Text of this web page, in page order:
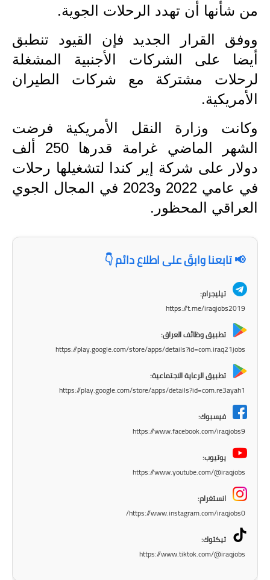
اسئلة وزارية
المرحلة الابتدائية
المرحلة المتوسطة
مرشحات
المرحلة الابتدائية
المرحلة المتوسطة
كتب مدرسية
المرحلة الابتدائية
ملازم دراسية
من شأنها أن تهدد الرحلات الجوية.
ووفق القرار الجديد فإن القيود تنطبق
أيضا على الشركات الأجنبية المشغلة
لرحلات مشتركة مع شركات الطيران
الأمريكية.
وكانت وزارة النقل الأمريكية فرضت
الشهر الماضي غرامة قدرها 250 ألف
دولار على شركة إير كندا لتشغيلها رحلات
في عامي 2022 و2023 في المجال الجوي
العراقي المحظور.
📢 تابعنا وابقَ على اطلاع دائم 👇
تيليجرام:
https://t.me/iraqjobs2019
تطبيق وظائف العراق:
https://play.google.com/store/apps/details?id=com.iraq21jobs
تطبيق الرعاية الاجتماعية:
https://play.google.com/store/apps/details?id=com.re3ayah1
فيسبوك:
https://www.facebook.com/iraqjobs9
يوتيوب:
https://www.youtube.com/@iraqjobs
انستغرام:
https://www.instagram.com/iraqjobs0/
تيكتوك:
https://www.tiktok.com/@iraqjobs